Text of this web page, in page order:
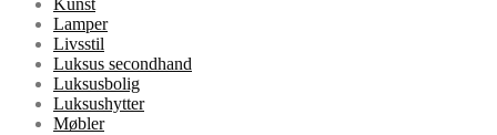
Kunst
Lamper
Livsstil
Luksus secondhand
Luksusbolig
Luksushytter
Møbler